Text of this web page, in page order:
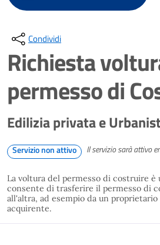
Condividi
Richiesta
permesso di
Edilizia privata e
Servizio non attivo Il servizio sarà attivo
La voltura del permesso di costruire è
consente di trasferire il permesso di
all'altra, ad esempio da un
acquirente.